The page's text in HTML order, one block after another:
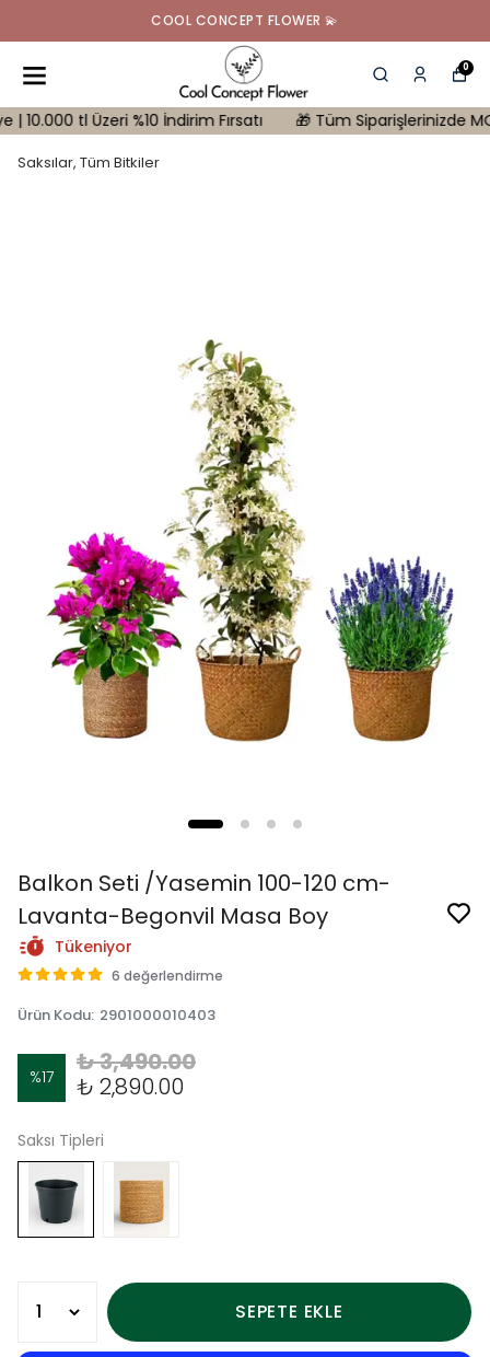
COOL CONCEPT FLOWER 💫
0
tl Üzeri %10 İndirim Fırsatı 🎁 Tüm Siparişlerinizde
Saksılar, Tüm Bitkiler
Balkon Seti /Yasemin 100-120 cm-
Lavanta-Begonvil Masa Boy
Tükeniyor
6 değerlendirme
Ürün Kodu: 2901000010403
%17
₺ 3,490.00
₺ 2,890.00
Saksı Tipleri
SEPETE EKLE